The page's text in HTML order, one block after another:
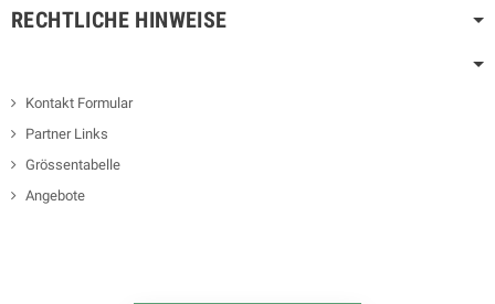
RECHTLICHE HINWEISE
Kontakt Formular
Partner Links
Grössentabelle
Angebote